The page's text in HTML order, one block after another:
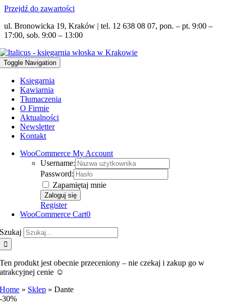
Przejdź do zawartości
ul. Bronowicka 19, Kraków | tel. 12 638 08 07, pon. – pt. 9:00 –
17:00, sob. 9:00 – 13:00
Toggle Navigation
Księgarnia
Kawiarnia
Tłumaczenia
O Firmie
Aktualności
Newsletter
Kontakt
WooCommerce My Account
Username:
Password:
Zapamiętaj mnie
Register
WooCommerce Cart0
Szukaj
Ten produkt jest obecnie przeceniony – nie czekaj i zakup go w
atrakcyjnej cenie ☺️
Home » Sklep »Dante
-30%